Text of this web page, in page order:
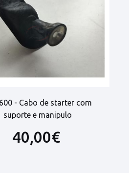
- Cabo de starter com
suporte e manipulo
40,00€